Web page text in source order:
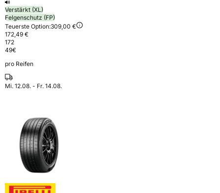
Verstärkt (XL)
Felgenschutz (FP)
Teuerste Option:309,00 €
172,49 €
172
49€
pro Reifen
Mi. 12.08. - Fr. 14.08.